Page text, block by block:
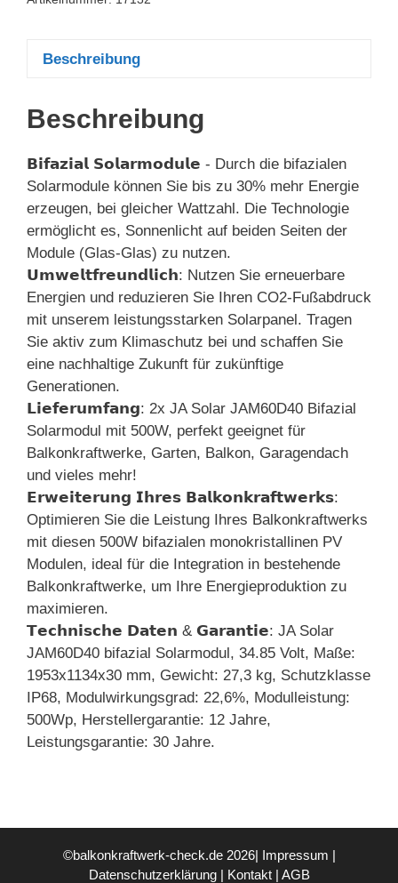
Beschreibung
Beschreibung
𝗕𝗶𝗳𝗮𝘇𝗶𝗮𝗹 𝗦𝗼𝗹𝗮𝗿𝗺𝗼𝗱𝘂𝗹𝗲 - Durch die bifazialen
Solarmodule können Sie bis zu 30% mehr Energie
erzeugen, bei gleicher Wattzahl. Die Technologie
ermöglicht es, Sonnenlicht auf beiden Seiten der
Module (Glas-Glas) zu nutzen.
𝗨𝗺𝘄𝗲𝗹𝘁𝗳𝗿𝗲𝘂𝗻𝗱𝗹𝗶𝗰𝗵: Nutzen Sie erneuerbare
Energien und reduzieren Sie Ihren CO2-Fußabdruck
mit unserem leistungsstarken Solarpanel. Tragen
Sie aktiv zum Klimaschutz bei und schaffen Sie
eine nachhaltige Zukunft für zukünftige
Generationen.
𝗟𝗶𝗲𝗳𝗲𝗿𝘂𝗺𝗳𝗮𝗻𝗴: 2x JA Solar JAM60D40 Bifazial
Solarmodul mit 500W, perfekt geeignet für
Balkonkraftwerke, Garten, Balkon, Garagendach
und vieles mehr!
𝗘𝗿𝘄𝗲𝗶𝘁𝗲𝗿𝘂𝗻𝗴 𝗜𝗵𝗿𝗲𝘀 𝗕𝗮𝗹𝗸𝗼𝗻𝗸𝗿𝗮𝗳𝘁𝘄𝗲𝗿𝗸𝘀:
Optimieren Sie die Leistung Ihres Balkonkraftwerks
mit diesen 500W bifazialen monokristallinen PV
Modulen, ideal für die Integration in bestehende
Balkonkraftwerke, um Ihre Energieproduktion zu
maximieren.
𝗧𝗲𝗰𝗵𝗻𝗶𝘀𝗰𝗵𝗲 𝗗𝗮𝘁𝗲𝗻 & 𝗚𝗮𝗿𝗮𝗻𝘁𝗶𝗲: JA Solar
JAM60D40 bifazial Solarmodul, 34.85 Volt, Maße:
1953x1134x30 mm, Gewicht: 27,3 kg, Schutzklasse
IP68, Modulwirkungsgrad: 22,6%, Modulleistung:
500Wp, Herstellergarantie: 12 Jahre,
Leistungsgarantie: 30 Jahre.
©balkonkraftwerk-check.de 2026| Impressum |
Datenschutzerklärung| Kontakt| AGB